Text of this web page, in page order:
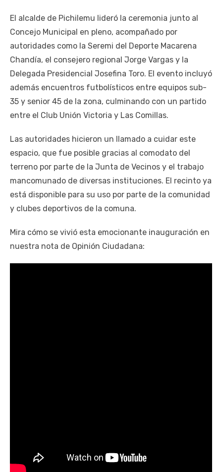
El alcalde de Pichilemu lideró la ceremonia junto al
Concejo Municipal en pleno, acompañado por
autoridades como la Seremi del Deporte Macarena
Chandía, el consejero regional Jorge Vargas y la
Delegada Presidencial Josefina Toro. El evento incluyó
además encuentros futbolísticos entre equipos sub-
35 y senior 45 de la zona, culminando con un partido
entre el Club Unión Victoria y Las Comillas.
Las autoridades hicieron un llamado a cuidar este
espacio, que fue posible gracias al comodato del
terreno por parte de la Junta de Vecinos y el trabajo
mancomunado de diversas instituciones. El recinto ya
está disponible para su uso por parte de la comunidad
y clubes deportivos de la comuna.
Mira cómo se vivió esta emocionante inauguración en
nuestra nota de Opinión Ciudadana: